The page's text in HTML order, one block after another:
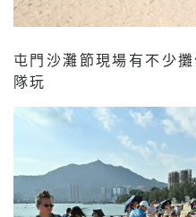
屯門沙灘節現場有不少
隊玩